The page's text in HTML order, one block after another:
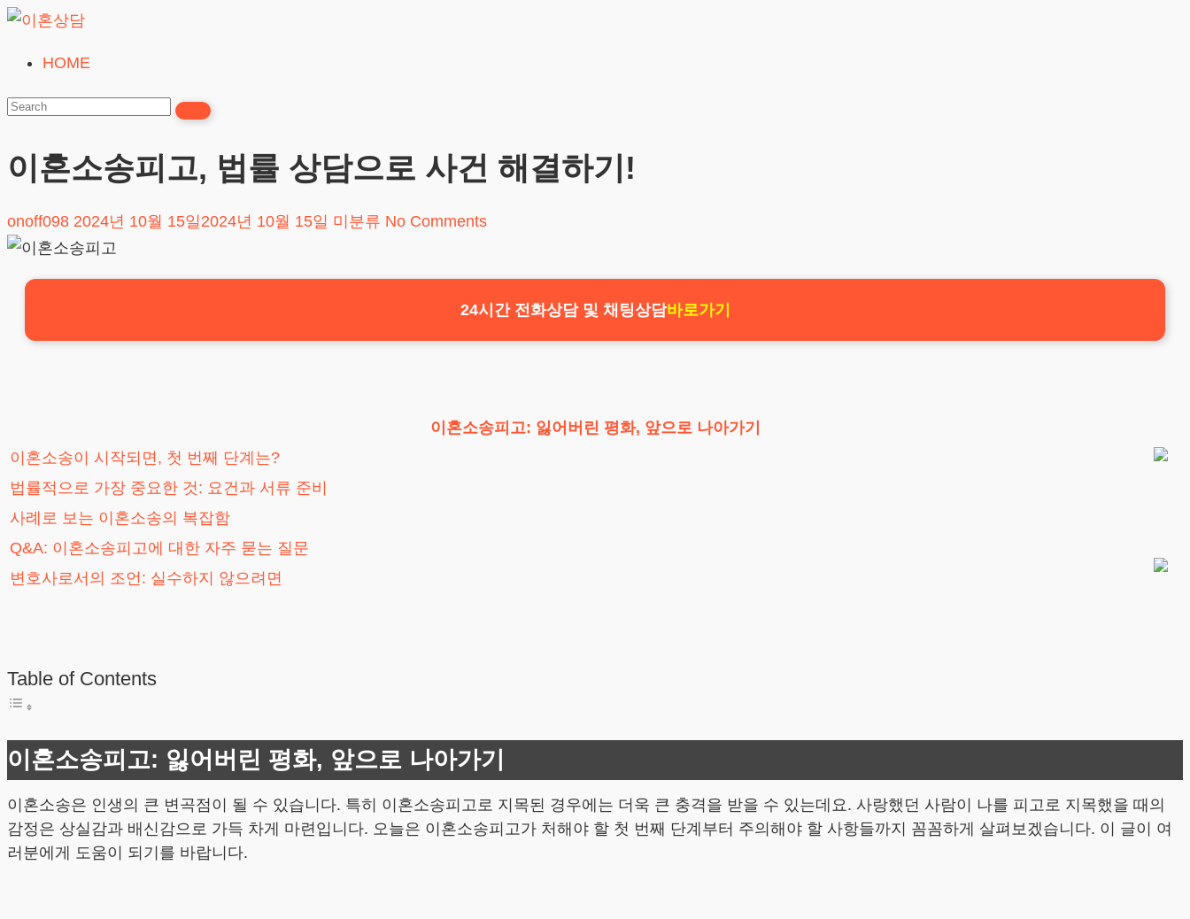
Skip
content
혼
담
HOME
이혼소송피고, 법률 상담으로 사건 해결하기!
onoff098 2024년 10월 15일 2024년 10월 15일 미분류 No Comments
24시간 전화상담 및 채팅상담바로가기
이혼소송피고: 잃어버린 평화, 앞으로 나아가기
이혼소송이 시작되면, 첫 번째 단계는?
법률적으로 가장 중요한 것: 요건과 서류 준비
사례로 보는 이혼소송의 복잡함
Q&A: 이혼소송피고에 대한 자주 묻는 질문
변호사로서의 조언: 실수하지 않으려면
Table of Contents
이혼소송피고: 잃어버린 평화, 앞으로 나아가기
이혼소송은 인생의 큰 변곡점이 될 수 있습니다. 특히 이혼소송피고로 지목된 경우에는 더욱 큰 충격을 받을 수 있는데요. 사랑했던 사람이 나를 피고로 지목했을 때의
감정은 상실감과 배신감으로 가득 차게 마련입니다. 오늘은 이혼소송피고가 처해야 할 첫 번째 단계부터 주의해야 할 사항들까지 꼼꼼하게 살펴보겠습니다. 이 글이 여
러분에게 도움이 되기를 바랍니다.